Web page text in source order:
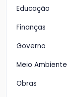
Educação
Finanças
Governo
Meio Ambiente
Obras